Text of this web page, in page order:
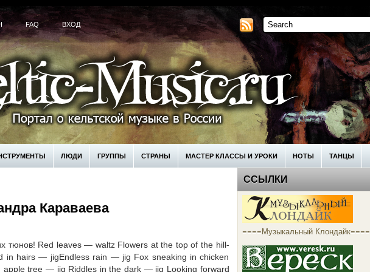
FAQ ВХОД
ЛЮДИ ГРУППЫ СТРАНЫ МАСТЕР КЛАССЫ И УРОКИ НОТЫ ТАНЦЫ
Караваева
тюнов! Red leaves — waltz Flowers at the top of the hill-
in hairs — jigEndless rain — jig Fox sneaking in chicken
apple tree — jig Riddles in the dark — jig Looking forward
ССЫЛКИ
====Музыкальный Клондайк====